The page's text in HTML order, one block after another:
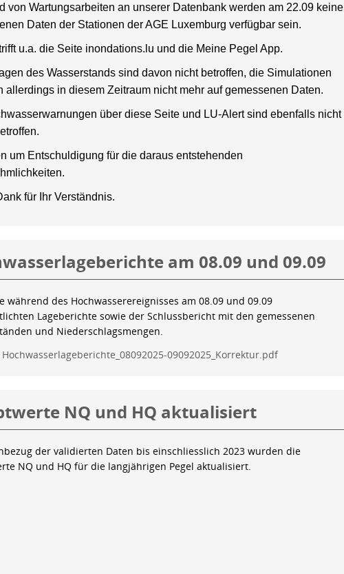
von Wartungsarbeiten an unserer Datenbank werden am 22.09 keine
Daten der Stationen der AGE Luxemburg verfügbar sein.
u.a. die Seite inondations.lu und die Meine Pegel App.
des Wasserstands sind davon nicht betroffen, die Simulationen
allerdings in diesem Zeitraum nicht mehr auf gemessenen Daten.
über diese Seite und LU-Alert sind ebenfalls nicht
um Entschuldigung für die daraus entstehenden
für Ihr Verständnis.
am 08.09 und 09.09
während des Hochwasserereignisses am 08.09 und 09.09
Lageberichte sowie der Schlussbericht mit den gemessenen
und Niederschlagsmengen.
Hochwasserlageberichte_08092025-09092025_Korrektur.pdf
NQ und HQ aktualisiert
der validierten Daten bis einschliesslich 2023 wurden die
NQ und HQ für die langjährigen Pegel aktualisiert.